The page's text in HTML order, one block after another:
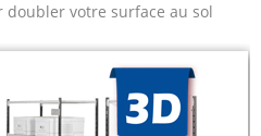
doubler votre surface au sol